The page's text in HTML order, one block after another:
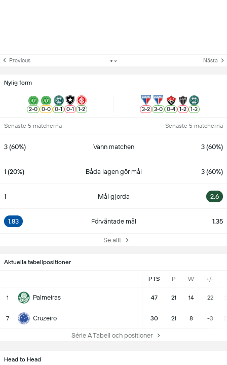
Previous Nästa
Nylig form
2-0 0-0 0-1 0-1 1-2 3-2 3-0 0-4 1-2 1-3
Senaste 5 matcherna Senaste 5 matcherna
3 (60%) Vann matchen 3 (60%)
1 (20%) Båda lagen gör mål 3 (60%)
1 Mål gjorda 2.6
1.83 Förväntade mål 1.35
Se allt
Aktuella tabellpositioner
PTS P W +/-
1 Palmeiras 47 21 14 22
7 Cruzeiro 30 21 8 -3
Série A Tabell och positioner
Head to Head